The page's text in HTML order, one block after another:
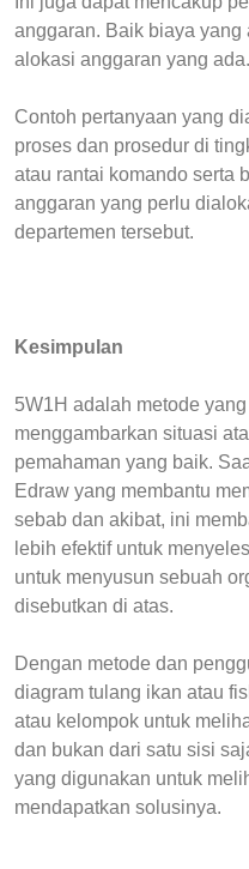
anggaran. Baik biaya
alokasi anggaran yang ada.
Contoh pertanyaan yang
proses dan prosedur di
atau rantai komando serta
anggaran yang perlu
departemen tersebut.
Kesimpulan
5W1H adalah metode
menggambarkan situasi
pemahaman yang baik.
Edraw yang membantu
sebab dan akibat, ini
lebih efektif untuk
untuk menyusun sebuah
disebutkan di atas.
Dengan metode dan
diagram tulang ikan atau
atau kelompok untuk
dan bukan dari satu sisi
yang digunakan untuk
mendapatkan solusinya.